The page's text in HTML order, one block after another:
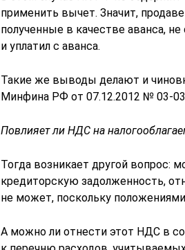
применить вычет. Значит,
полученные в качестве аванса,
и уплатил с аванса.
Такие же выводы делают и
Минфина РФ от 07.12.2012 № 03-
Повлияет ли НДС на
Тогда возникает другой вопрос:
кредиторскую задолженность,
не может, поскольку
А можно ли отнести этот НДС в